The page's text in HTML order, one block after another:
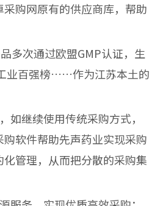
购网原有的供应商库，帮助
多次通过欧盟GMP认证，生
业百强榜……作为江苏本土的
继续使用传统采购方式，
软件帮助先声药业实现采购
管理，从而把分散的采购集